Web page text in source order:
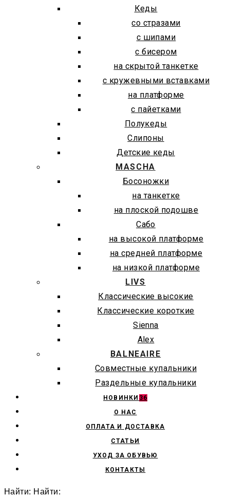
Кеды
со стразами
с шипами
с бисером
на скрытой танкетке
с кружевными вставками
на платформе
с пайетками
Полукеды
Слипоны
Детские кеды
MASCHA
Босоножки
на танкетке
на плоской подошве
Сабо
на высокой платформе
на средней платформе
на низкой платформе
LIVS
Классические высокие
Классические короткие
Sienna
Alex
BALNEAIRE
Совместные купальники
Раздельные купальники
НОВИНКИ 36
О НАС
ОПЛАТА И ДОСТАВКА
СТАТЬИ
УХОД ЗА ОБУВЬЮ
КОНТАКТЫ
Найти: Найти: